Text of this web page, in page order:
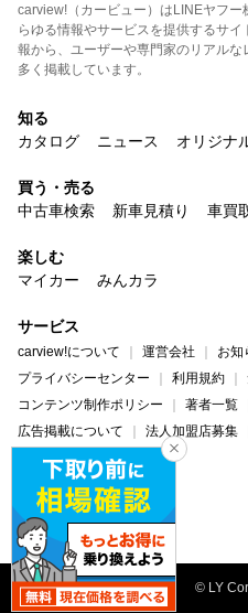
carview!（カービュー）はLINEヤフ
らゆる情報やサービスを提供するサ
報から、ユーザーや専門家のリアル
多く掲載しています。
知る
カタログ
ニュース オリジナ
買う・売る
中古車検索
新車見積り 車買
楽しむ
マイカー
みんカラ
サービス
carview!について 運営会社 お知
プライバシーセンター
利用規約
コンテンツ制作ポリシー
著者一覧
広告掲載について
法人加盟店募集
ヘルプ・お問い合わせ
carview! Yahoo! JAPAN
© LY